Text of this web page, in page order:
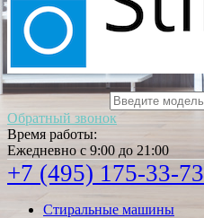
Обратный звонок
Время работы:
Ежедневно с 9:00 до 21:00
+7 (495) 175-33-73
Стиральные машины